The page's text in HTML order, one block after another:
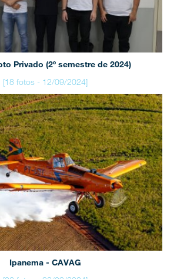
Privado (2º semestre de 2024)
[18 fotos - 12/09/2024]
Ipanema - CAVAG